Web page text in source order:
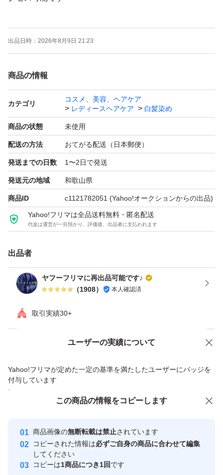
#フリマ白髪染め ←こちらから他の色も閲覧可能なので是
非
大人の肌を美しくみせるリッチで深みのある色。独自のテ
ト。アミノセラミド、ツバキオイル等配合で美しい髪へ。
内容
・ヘアカラー1剤80g×2
・専用ヘアカラー2剤80g×2
・イヤーキャップ
※ロングの方はロング用を購入する事をお勧めします。途
中で薬が無くなればもうどうしようもないです。
説明
出品日時： 2026年8月9日 21:23
商品の情報
カテゴリ
コスメ、美容、ヘアケア
レディースヘアケア
白髪染め
商品の状態 未使用
配送の方法 おてがる配送（日本郵便）
発送までの日数 1〜2日で発送
発送元の地域 和歌山県
商品ID c1121782051 (Yahoo!オークションからの出品)
Yahoo!フリマは全品送料無料・匿名配送
代金は運営が一旦預かり、評価後、出品者に支払われます
出品者
ヤフーフリマに再出品可能です♪
（1908） 本人確認済
取引実績30+
ユーザーの実績について
Yahoo!フリマが定めた一定の基準を満たしたユーザーにバッジを
付与しています
安心取引出品者
取引実績
取引実績◯+
このユーザーはYahoo!フリマの取
引を完了させた実績があります
Yahoo!オークションで出品した商品のため一部機能は利用できません
商品への質問からの値下げ交渉、不適切なカテゴリ変更依頼は禁止です
この商品の情報をコピーします
商品画像の無断転載は禁止されています
コピーされた情報は必ずご自身の商品に合わせて編集
してください
コピーは1商品につき1回です
この商品をみている人にオススメ